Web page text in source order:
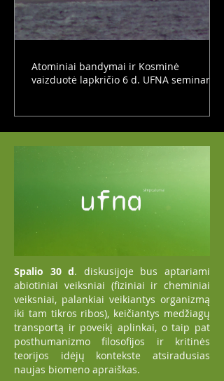
Atominiai bandymai ir Kosminė
vaizduotė lapkričio 6 d. UFNA seminare
Spalio 30 d. diskusijoje bus aptariami
abiotiniai veiksniai (fiziniai ir cheminiai
veiksniai, palankiai veikiantys organizmą
iki tam tikros ribos), keičiantys medžiagų
transportą ir poveikį aplinkai, o taip pat
posthumanizmo filosofijos ir kritinės
teorijos idėjų kontekste atsiradusias
naujas biomeno apraiškas.